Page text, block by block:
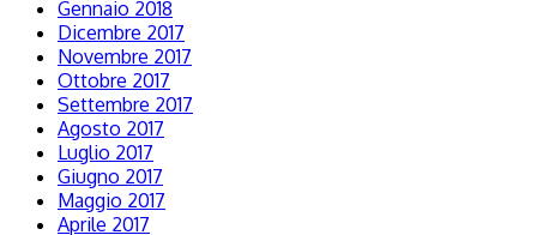
Gennaio 2018
Dicembre 2017
Novembre 2017
Ottobre 2017
Settembre 2017
Agosto 2017
Luglio 2017
Giugno 2017
Maggio 2017
Aprile 2017